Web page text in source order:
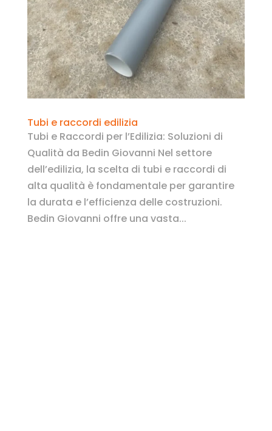
Tubi e raccordi edilizia
Tubi e Raccordi per l’Edilizia: Soluzioni di
Qualità da Bedin Giovanni Nel settore
dell’edilizia, la scelta di tubi e raccordi di
alta qualità è fondamentale per garantire
la durata e l’efficienza delle costruzioni.
Bedin Giovanni offre una vasta...